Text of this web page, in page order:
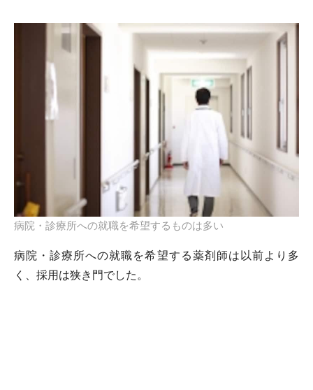
病院・診療所への就職を希望するものは多い
病院・診療所への就職を希望する薬剤師は以前より多
く、採用は狭き門でした。